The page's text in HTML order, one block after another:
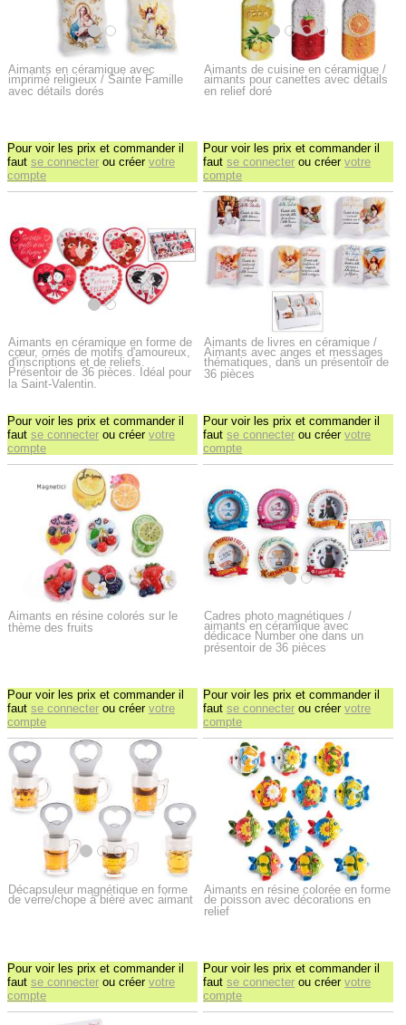
Aimants en céramique avec
imprimé religieux / Sainte Famille
avec détails dorés
Pour voir les prix et commander il
faut se connecter ou créer votre
compte
Aimants de cuisine en céramique /
aimants pour canettes avec détails
en relief doré
Pour voir les prix et commander il
fautse connecter ou créervotre
compte
Aimants en céramique en forme de
cœur, ornés de motifs d'amoureux,
d'inscriptions et de reliefs.
Présentoir de 36 pièces. Idéal pour
la Saint-Valentin.
Pour voir les prix et commander il
faut se connecter ou créer votre
compte
Aimants de livres en céramique /
Aimants avec anges et messages
thématiques, dans un présentoir de
36 pièces
Pour voir les prix et commander il
fautse connecter ou créervotre
compte
Aimants en résine colorés sur le
thème des fruits
Pour voir les prix et commander il
faut se connecter ou créer votre
compte
Cadres photo magnétiques /
aimants en céramique avec
dédicace Number one dans un
présentoir de 36 pièces
Pour voir les prix et commander il
fautse connecter ou créervotre
compte
Décapsuleur magnétique en forme
de verre/chope à bière avec aimant
Pour voir les prix et commander il
faut se connecter ou créer votre
compte
Aimants en résine colorée en forme
de poisson avec décorations en
relief
Pour voir les prix et commander il
fautse connecter ou créervotre
compte